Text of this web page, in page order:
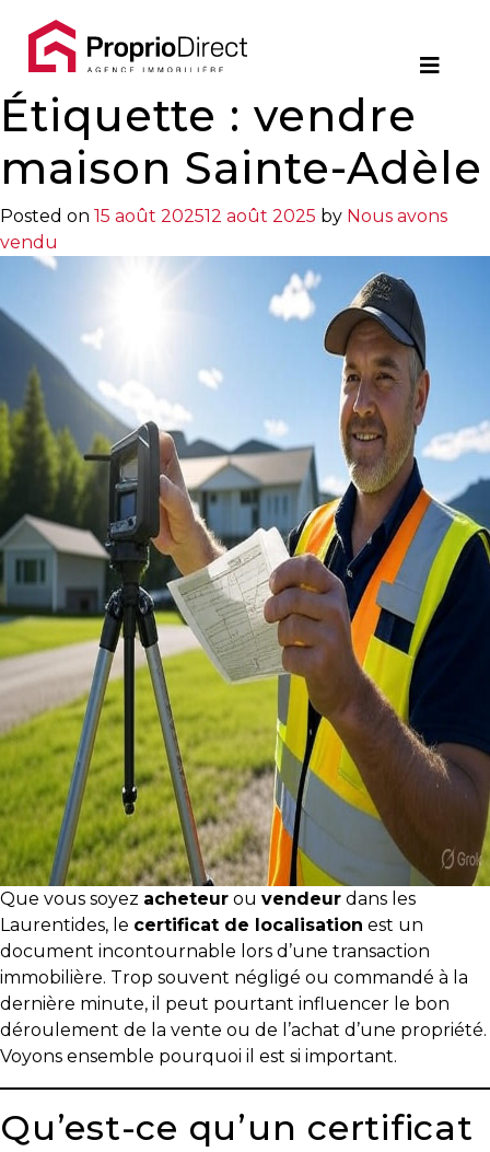
Contact
450.229.2992
PROPRIÉTÉS
VOS
Notre
Équipe
Partenaires
Témoignages
Blogue
ACHAT
Alerte
immobilière
Avec
un
courtier
immobilier,
bien
protégé!
Des
outils
pour
le
financement
Étiquette : vendre
maison Sainte-Adèle
Posted on 15 août 202512 août 2025 by Nous avons
vendu
Que vous soyez acheteur ou vendeur dans les
Laurentides, le certificat de localisation est un
document incontournable lors d’une transaction
immobilière. Trop souvent négligé ou commandé à la
dernière minute, il peut pourtant influencer le bon
déroulement de la vente ou de l’achat d’une propriété.
Voyons ensemble pourquoi il est si important.
Qu’est-ce qu’un certificat